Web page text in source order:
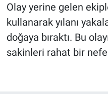
Olay yerine gelen
kullanarak yılanı
doğaya bıraktı. Bu
sakinleri rahat bir